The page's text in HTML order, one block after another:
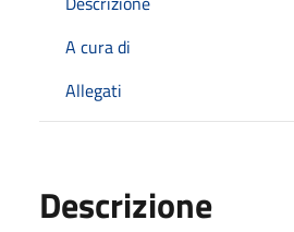
A cura di
Allegati
Descrizione